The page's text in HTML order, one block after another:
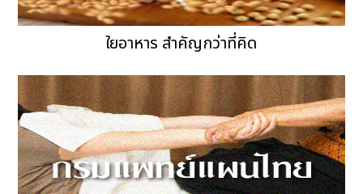
ใยอาหาร สำคัญกว่าที่คิด